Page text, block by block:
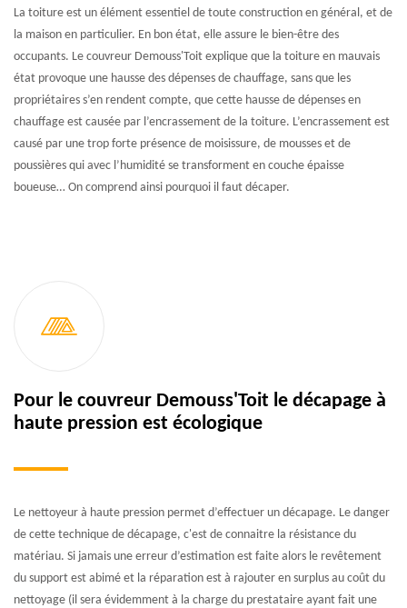
La toiture est un élément essentiel de toute construction en général, et de
la maison en particulier. En bon état, elle assure le bien-être des
occupants. Le couvreur Demouss'Toit explique que la toiture en mauvais
état provoque une hausse des dépenses de chauffage, sans que les
propriétaires s’en rendent compte, que cette hausse de dépenses en
chauffage est causée par l’encrassement de la toiture. L’encrassement est
causé par une trop forte présence de moisissure, de mousses et de
poussières qui avec l’humidité se transforment en couche épaisse
boueuse… On comprend ainsi pourquoi il faut décaper.
Pour le couvreur Demouss'Toit le décapage à
haute pression est écologique
Le nettoyeur à haute pression permet d’effectuer un décapage. Le danger
de cette technique de décapage, c'est de connaitre la résistance du
matériau. Si jamais une erreur d’estimation est faite alors le revêtement
du support est abimé et la réparation est à rajouter en surplus au coût du
nettoyage (il sera évidemment à la charge du prestataire ayant fait une